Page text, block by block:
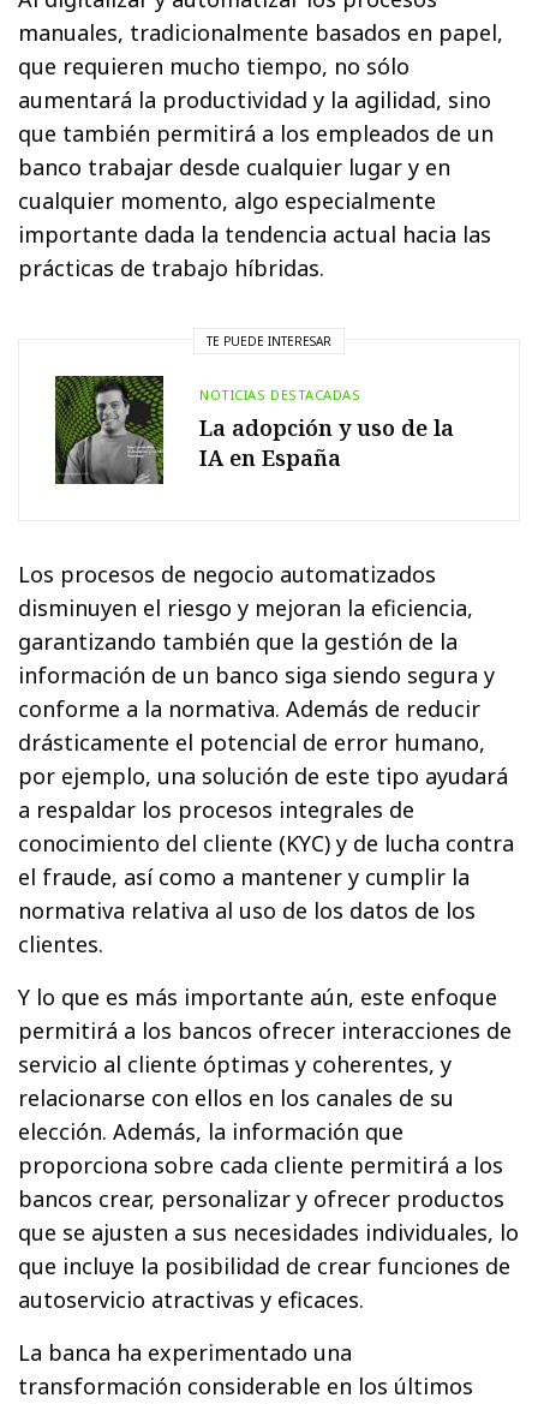
manuales, tradicionalmente basados en papel,
que requieren mucho tiempo, no sólo
aumentará la productividad y la agilidad, sino
que también permitirá a los empleados de un
banco trabajar desde cualquier lugar y en
cualquier momento, algo especialmente
importante dada la tendencia actual hacia las
prácticas de trabajo híbridas.
TE PUEDE INTERESAR
NOTICIAS DESTACADAS
La adopción y uso de la
IA en España
Los procesos de negocio automatizados
disminuyen el riesgo y mejoran la eficiencia,
garantizando también que la gestión de la
información de un banco siga siendo segura y
conforme a la normativa. Además de reducir
drásticamente el potencial de error humano,
por ejemplo, una solución de este tipo ayudará
a respaldar los procesos integrales de
conocimiento del cliente (KYC) y de lucha contra
el fraude, así como a mantener y cumplir la
normativa relativa al uso de los datos de los
clientes.
Y lo que es más importante aún, este enfoque
permitirá a los bancos ofrecer interacciones de
servicio al cliente óptimas y coherentes, y
relacionarse con ellos en los canales de su
elección. Además, la información que
proporciona sobre cada cliente permitirá a los
bancos crear, personalizar y ofrecer productos
que se ajusten a sus necesidades individuales, lo
que incluye la posibilidad de crear funciones de
autoservicio atractivas y eficaces.
La banca ha experimentado una
transformación considerable en los últimos